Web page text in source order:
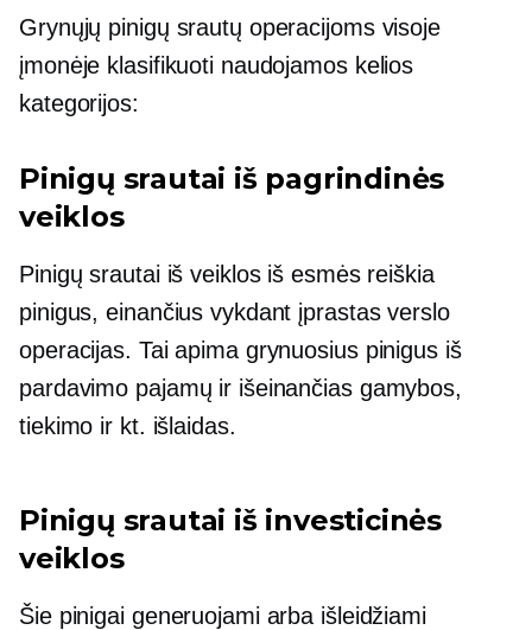
Grynųjų pinigų srautų operacijoms visoje
įmonėje klasifikuoti naudojamos kelios
kategorijos:
Pinigų srautai iš pagrindinės
veiklos
Pinigų srautai iš veiklos iš esmės reiškia
pinigus, einančius vykdant įprastas verslo
operacijas. Tai apima grynuosius pinigus iš
pardavimo pajamų ir išeinančias gamybos,
tiekimo ir kt. išlaidas.
Pinigų srautai iš investicinės
veiklos
Šie pinigai generuojami arba išleidžiami